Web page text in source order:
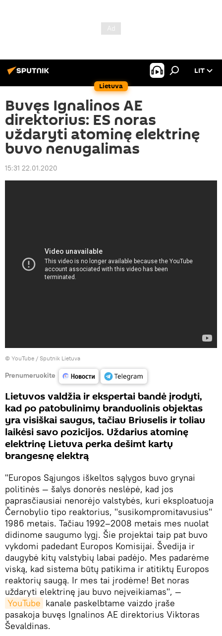
Lietuva
LIT
Buvęs Ignalinos AE
direktorius: ES noras
uždaryti atominę elektrinę
buvo nenugalimas
15:31 22.01.2020
© YouTube / Sputnik Lietuva
Prenumeruokite
Lietuvos valdžia ir ekspertai bandė įrodyti,
kad po patobulinimų branduolinis objektas
yra visiškai saugus, tačiau Briuselis ir toliau
laikėsi savo pozicijos. Uždarius atominę
elektrinę Lietuva perka dešimt kartų
brangesnę elektrą
"Europos Sąjungos iškeltos sąlygos buvo grynai
politinės — šalys donorės neslėpė, kad jos
paprasčiausiai nenorėjo valstybės, kuri eksploatuoja
Černobylio tipo reaktorius, "susikompromitavusius"
1986 metais. Tačiau 1992–2008 metais mes nuolat
didinome saugumo lygį. Šie projektai taip pat buvo
vykdomi padedant Europos Komisijai. Švedija ir
daugybė kitų valstybių labai padėjo. Mes padarėme
viską, kad sistema būtų patikima ir atitiktų Europos
reaktorių saugą. Ir mes tai įrodėme! Bet noras
uždaryti elektrinę jau buvo neįveikiamas", —
YouTube kanale paskelbtame vaizdo įraše
pasakoja buvęs Ignalinos AE direktorius Viktoras
Ševaldinas.